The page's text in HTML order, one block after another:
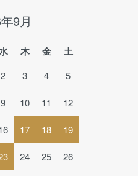
9月
木 金 土
2 3 4 5
9 10 11 12
17 18 19
24 25 26